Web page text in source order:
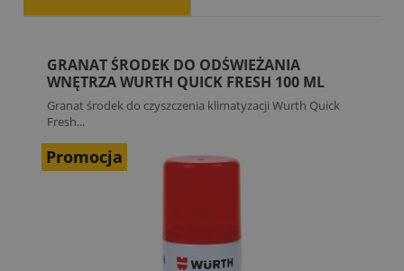
GRANAT ŚRODEK DO ODŚWIEŻANIA
WNĘTRZA WURTH QUICK FRESH 100 ML
Granat środek do czyszczenia klimatyzacji Wurth Quick
Fresh...
Promocja